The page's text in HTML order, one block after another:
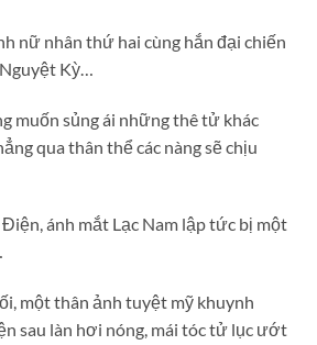
nữ nhân thứ hai cùng hắn đại chiến
Kỳ…
muốn sủng ái những thê tử khác
qua thân thể các nàng sẽ chịu
ánh mắt Lạc Nam lập tức bị một
một thân ảnh tuyệt mỹ khuynh
sau làn hơi nóng, mái tóc tử lục ướt